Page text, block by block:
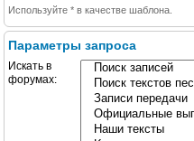
Используйте * в качестве шаблона.
Параметры запроса
Искать в
форумах: